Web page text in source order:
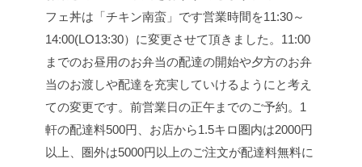
フェ丼は「チキン南蛮」です営業時間を11:30～
14:00(LO13:30）に変更させて頂きました。 11:00
までのお昼用のお弁当の配達の開始や夕方のお弁
当のお渡しや配達を充実していけるようにと考え
ての変更です。前営業日の正午までのご予約。1
軒の配達料500円、お店から1.5キロ圏内は2000円
以上、圏外は5000円以上のご注文が配達料無料に